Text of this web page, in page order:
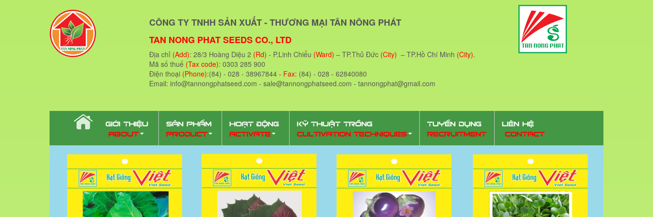
CÔNG TY TNHH SẢN XUẤT - THƯƠNG MẠI TÂN NÔNG PHÁT
TAN NONG PHAT SEEDS CO., LTD
Địa chỉ (Add): 28/3 Hoàng Diệu 2 (Rd) - P.Linh Chiểu (Ward) – TP.Thủ Đức (City) – TP.Hồ Chí Minh (City).
Mã số thuế (Tax code): 0303 285 900
Điện thoại (Phone):(84) - 028 - 38967844 - Fax: (84) - 028 - 62840080
Email: info@tannongphatseed.com - sale@tannongphatseed.com - tannongphat@gmail.com